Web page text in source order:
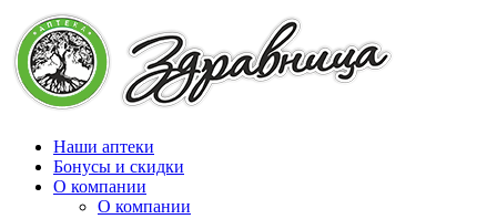
Наши аптеки
Бонусы и скидки
О компании
О компании